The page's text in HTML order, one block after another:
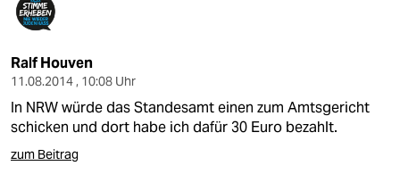
Ralf Houven
11.08.2014 , 10:08 Uhr
In NRW würde das Standesamt einen zum Amtsgericht
schicken und dort habe ich dafür 30 Euro bezahlt.
zum Beitrag